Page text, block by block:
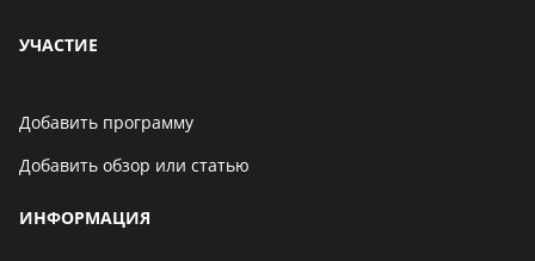
УЧАСТИЕ
Добавить программу
Добавить обзор или статью
ИНФОРМАЦИЯ